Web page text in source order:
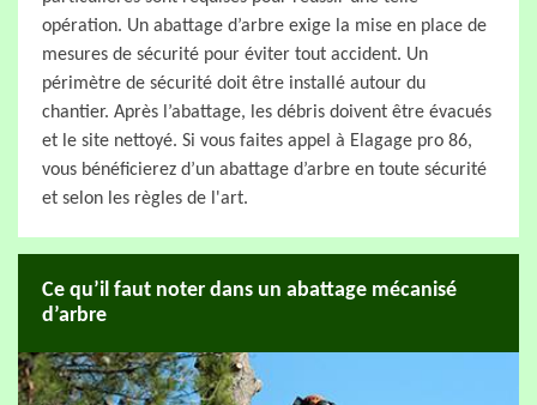
opération. Un abattage d’arbre exige la mise en place de
mesures de sécurité pour éviter tout accident. Un
périmètre de sécurité doit être installé autour du
chantier. Après l’abattage, les débris doivent être évacués
et le site nettoyé. Si vous faites appel à Elagage pro 86,
vous bénéficierez d’un abattage d’arbre en toute sécurité
et selon les règles de l'art.
Ce qu’il faut noter dans un abattage mécanisé
d’arbre